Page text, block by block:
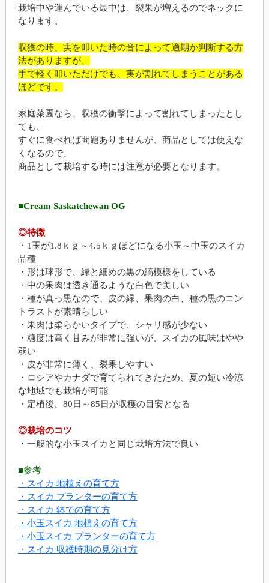
栽培中や運んでいる最中は、裂果が増えるのでネックに
なります。
収獲の時、実を叩いた時の音によって適期か判断する方
法がありますが、
手で軽く叩いただけでも、実が割れてしまうことがある
ほどです。
家庭菜園なら、収穫の衝撃によって割れてしまったとし
ても、
すぐに食べれば問題ありませんが、商品としては使えな
くなるので、
商品として栽培する時には注意が必要となります。
■Cream Saskatchewan OG
◎特徴
・1玉が1.8ｋｇ～4.5ｋｇほどになる小玉～中玉のスイカ
品種
・形は球形で、緑と細めの黒の縞模様をしている
・中の果肉は透き通るような白色で美しい
・種が真っ黒なので、皮の緑、果肉の白、種の黒のコン
トラストが素晴らしい
・果肉は柔らかいタイプで、シャリ感が少ない
・糖度は高く甘みが非常に強いが、スイカの風味はやや
弱い
・皮が非常に薄く、裂果しやすい
・ロシアやカナダで育てられてきたため、夏の短い冷涼
な地域でも栽培が可能
・定植後、80日～85日が収穫の目安となる
◎栽培のコツ
・一般的な小玉スイカと同じ栽培方法で良い
■参考
・スイカ 地植えの育て方
・スイカ プランターの育て方
・スイカ 鉢での育て方
・小玉スイカ 地植えの育て方
・小玉スイカ プランターの育て方
・スイカ 収穫時期の見分け方